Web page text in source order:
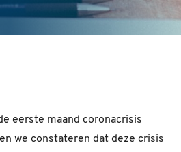
eerste maand coronacrisis
we constateren dat deze crisis